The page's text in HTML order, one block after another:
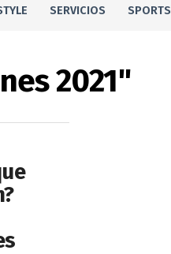
SERVICIOS SPORTS
2021"